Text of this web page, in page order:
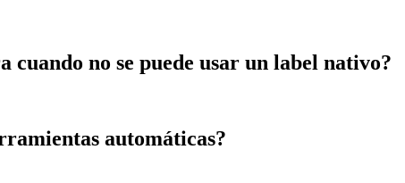
no se puede usar un label nativo?
automáticas?